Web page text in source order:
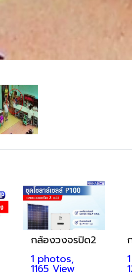
กล้องวงจรปิด2
1 photos,
1165 View